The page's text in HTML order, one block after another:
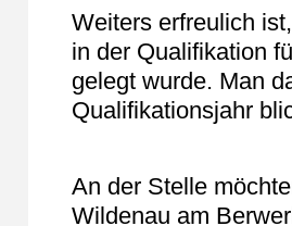
Weiters erfreulich
in der Qualifikation
gelegt wurde. Man
Qualifikationsjahr
An der Stelle
Wildenau am